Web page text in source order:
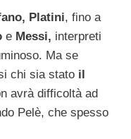
Platini, fino a
e Messi, interpreti
Ma se
chi sia stato il
avrà difficoltà ad
Pelè, che spesso